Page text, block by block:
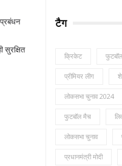
सुरक्षित
टैग
क्रिकेट फुटबॉल
प्रीमियर लीग
लोकसभा चुनाव 2024
फुटबॉल मैच
लोकसभा चुनाव
प्रधानमंत्री मोदी